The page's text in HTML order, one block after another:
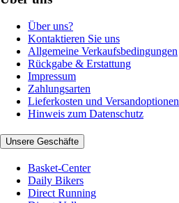
Über uns?
Kontaktieren Sie uns
Allgemeine Verkaufsbedingungen
Rückgabe & Erstattung
Impressum
Zahlungsarten
Lieferkosten und Versandoptionen
Hinweis zum Datenschutz
Unsere Geschäfte
Basket-Center
Daily Bikers
Direct Running